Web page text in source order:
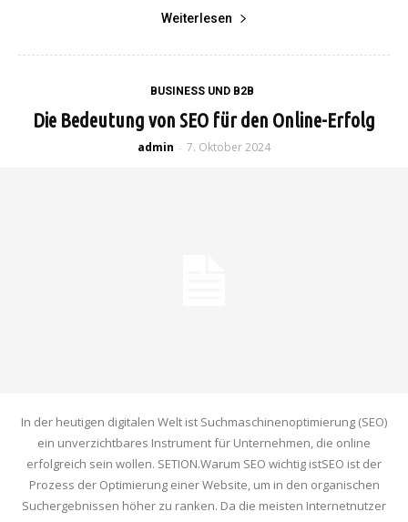
Weiterlesen
BUSINESS UND B2B
Die Bedeutung von SEO für den Online-Erfolg
admin - 7. Oktober 2024
In der heutigen digitalen Welt ist Suchmaschinenoptimierung (SEO)
ein unverzichtbares Instrument für Unternehmen, die online
erfolgreich sein wollen. SETION.Warum SEO wichtig istSEO ist der
Prozess der Optimierung einer Website, um in den organischen
Suchergebnissen höher zu ranken. Da die meisten Internetnutzer